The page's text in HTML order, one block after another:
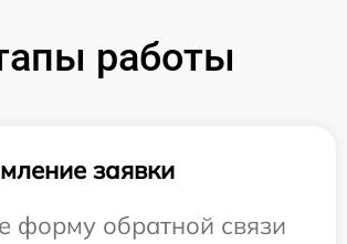
работы
заявки
форму обратной связи